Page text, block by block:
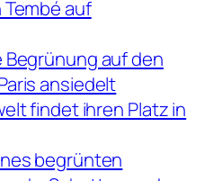
auf
Begrünung auf den
ansiedelt
findet ihren Platz in
begrünten